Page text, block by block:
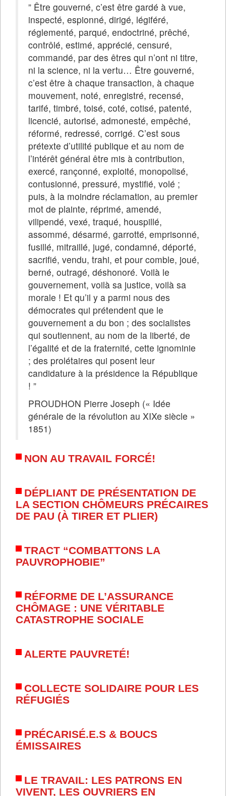
” Être gouverné, c’est être gardé à vue,
inspecté, espionné, dirigé, légiféré,
réglementé, parqué, endoctriné, prêché,
contrôlé, estimé, apprécié, censuré,
commandé, par des êtres qui n’ont ni titre,
ni la science, ni la vertu… Être gouverné,
c’est être à chaque transaction, à chaque
mouvement, noté, enregistré, recensé,
tarifé, timbré, toisé, coté, cotisé, patenté,
licencié, autorisé, admonesté, empêché,
réformé, redressé, corrigé. C’est sous
prétexte d’utilité publique et au nom de
l’intérêt général être mis à contribution,
exercé, rançonné, exploité, monopolisé,
contusionné, pressuré, mystifié, volé ;
puis, à la moindre réclamation, au premier
mot de plainte, réprimé, amendé,
vilipendé, vexé, traqué, houspillé,
assommé, désarmé, garrotté, emprisonné,
fusillé, mitraillé, jugé, condamné, déporté,
sacrifié, vendu, trahi, et pour comble, joué,
berné, outragé, déshonoré. Voilà le
gouvernement, voilà sa justice, voilà sa
morale ! Et qu’il y a parmi nous des
démocrates qui prétendent que le
gouvernement a du bon ; des socialistes
qui soutiennent, au nom de la liberté, de
l’égalité et de la fraternité, cette ignominie
; des prolétaires qui posent leur
candidature à la présidence la République
! ”
PROUDHON Pierre Joseph (« Idée
générale de la révolution au XIXe siècle »
1851)
NON AU TRAVAIL FORCÉ!
DÉPLIANT DE PRÉSENTATION DE
LA SECTION CHÔMEURS PRÉCAIRES
DE PAU (À TIRER ET PLIER)
TRACT “COMBATTONS LA
PAUVROPHOBIE”
RÉFORME DE L’ASSURANCE
CHÔMAGE : UNE VÉRITABLE
CATASTROPHE SOCIALE
ALERTE PAUVRETÉ!
COLLECTE SOLIDAIRE POUR LES
RÉFUGIÉS
PRÉCARISÉ.E.S & BOUCS
ÉMISSAIRES
LE TRAVAIL: LES PATRONS EN
VIVENT, LES OUVRIERS EN